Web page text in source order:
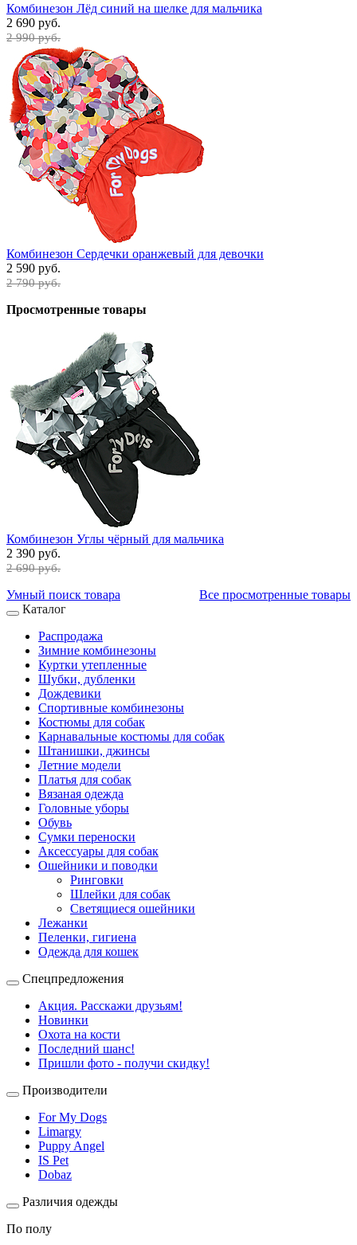
Комбинезон Лёд синий на шелке для мальчика
2 690 руб.
2 990 руб.
Комбинезон Сердечки оранжевый для девочки
2 590 руб.
2 790 руб.
Просмотренные товары
Комбинезон Углы чёрный для мальчика
2 390 руб.
2 690 руб.
Все просмотренные товары
Умный поиск товара
Каталог
Распродажа
Зимние комбинезоны
Куртки утепленные
Шубки, дубленки
Дождевики
Спортивные комбинезоны
Костюмы для собак
Карнавальные костюмы для собак
Штанишки, джинсы
Летние модели
Платья для собак
Вязаная одежда
Головные уборы
Обувь
Сумки переноски
Аксессуары для собак
Ошейники и поводки
Ринговки
Шлейки для собак
Светящиеся ошейники
Лежанки
Пеленки, гигиена
Одежда для кошек
Спецпредложения
Акция. Расскажи друзьям!
Новинки
Охота на кости
Последний шанс!
Пришли фото - получи скидку!
Производители
For My Dogs
Limargy
Puppy Angel
IS Pet
Dobaz
Различия одежды
По полу